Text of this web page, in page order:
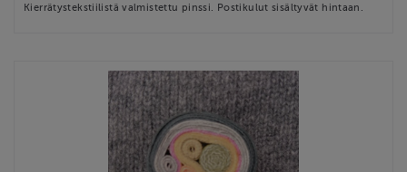
Kierrätystekstiilistä valmistettu pinssi. Postikulut sisältyvät hintaan.